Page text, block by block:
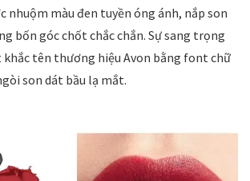
nhuộm màu đen tuyền óng ánh, nắp son
bốn góc chốt chắc chắn. Sự sang trọng
khắc tên thương hiệu Avon bằng font chữ
son dát bầu lạ mắt.